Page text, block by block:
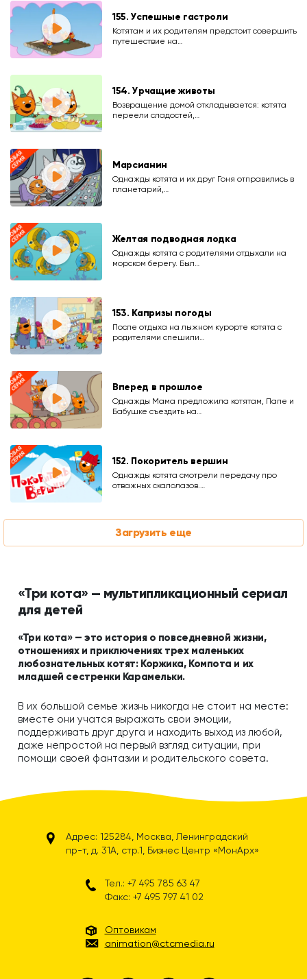
155. Успешные гастроли
Котятам и их родителям предстоит совершить
путешествие на…
154. Урчащие животы
Возвращение домой откладывается: котята
переели сладостей,…
Марсианин
Однажды котята и их друг Гоня отправились в
планетарий,…
Желтая подводная лодка
Однажды котята с родителями отдыхали на
морском берегу. Был…
153. Капризы погоды
После отдыха на лыжном курорте котята с
родителями спешили…
Вперед в прошлое
Однажды Мама предложила котятам, Папе и
Бабушке съездить на…
152. Покоритель вершин
Однажды котята смотрели передачу про
отважных скалолазов.…
Загрузить еще
«Три кота» — мультипликационный сериал
для детей
«Три кота» — это история о повседневной жизни,
отношениях и приключениях трех маленьких
любознательных котят: Коржика, Компота и их
младшей сестренки Карамельки.
В их большой семье жизнь никогда не стоит на месте:
вместе они учатся выражать свои эмоции,
поддерживать друг друга и находить выход из любой,
даже непростой на первый взгляд ситуации, при
помощи своей фантазии и родительского совета.
Адрес: 125284, Москва, Ленинградский
пр-т, д. 31А, стр.1, Бизнес Центр «МонАрх»
Тел.: +7 495 785 63 47
Факс: +7 495 797 41 02
Оптовикам
animation@ctcmedia.ru